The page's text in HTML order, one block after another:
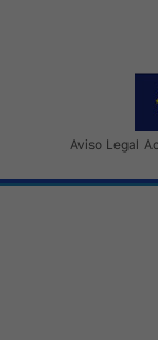
Aviso Legal